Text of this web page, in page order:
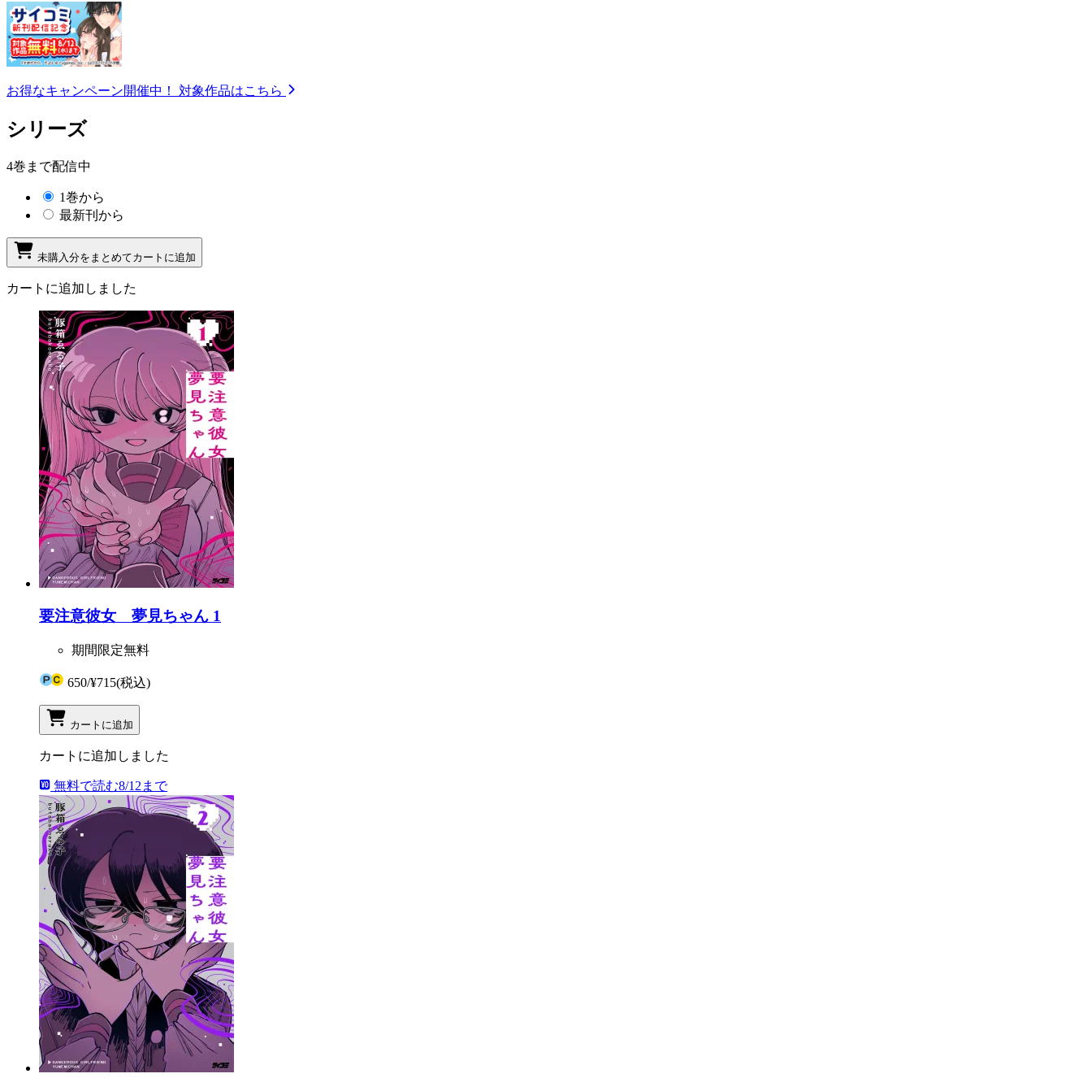
お得なキャンペーン開催中！ 対象作品はこちら
シリーズ
4巻まで配信中
1巻から
最新刊から
未購入分をまとめてカートに追加
カートに追加しました
要注意彼女 夢見ちゃん 1
期間限定無料
650/¥715(税込)
カートに追加
カートに追加しました
無料で読む8/12まで